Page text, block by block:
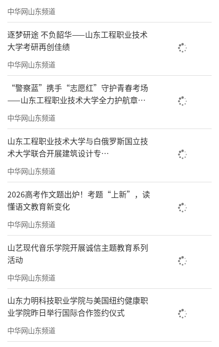
中华网山东频道
逐梦研途 不负韶华——山东工程职业技术
大学考研再创佳绩
中华网山东频道
“警察蓝”携手“志愿红”守护青春考场
——山东工程职业技术大学全力护航章丘
高考，彰显校地共建实效
中华网山东频道
山东工程职业技术大学与白俄罗斯国立技
术大学联合开展建筑设计专
业“0.5+1.5”硕士培养项目
中华网山东频道
2026高考作文题出炉！考题“上新”，读
懂语文教育新变化
中华网山东频道
山艺现代音乐学院开展诚信主题教育系列
活动
中华网山东频道
山东力明科技职业学院与美国纽约健康职
业学院昨日举行国际合作签约仪式
中华网山东频道